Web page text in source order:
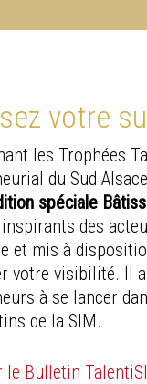
votre
les Trophées
du Sud
spéciale
des
et mis à
votre visibilité. Il
à se lancer
de la SIM.
le Bulletin